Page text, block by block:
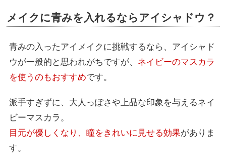
メイクに青みを入れるならアイシャドウ？
青みの入ったアイメイクに挑戦するなら、アイシャド
ウが一般的と思われがちですが、 ネイビーのマスカラ
を使うのもおすすめです。
派手すぎずに、大人っぽさや上品な印象を与えるネイ
ビーマスカラ。
目元が優しくなり、瞳をきれいに見せる効果がありま
す。